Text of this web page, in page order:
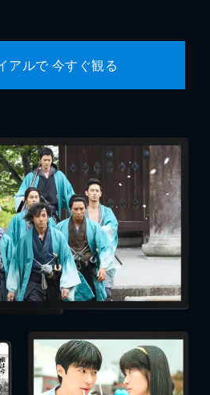
アルで 今すぐ観る